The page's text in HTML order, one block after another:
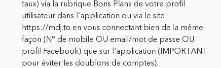
taux) via la rubrique Bons Plans de votre profil
utilisateur dans l'application ou via le site
https://mdj.to en vous connectant bien de la même
façon (N° de mobile OU email/mot de passe OU
profil Facebook) que sur l'application (IMPORTANT
pour éviter les doublons de comptes).